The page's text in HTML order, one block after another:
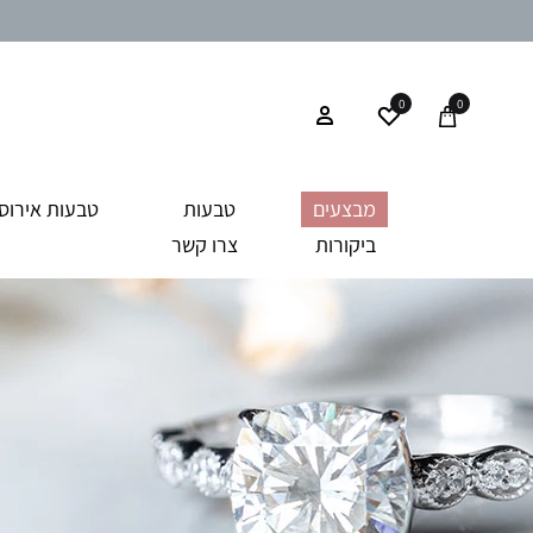
0
0
מבצעים טבעות טבעות
ביקורות
צרו קשר